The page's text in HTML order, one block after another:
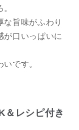
な旨味がふわり
が口いっぱいに
です。
＆レシピ付き